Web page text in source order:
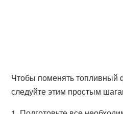
Чтобы поменять топливный
следуйте этим простым